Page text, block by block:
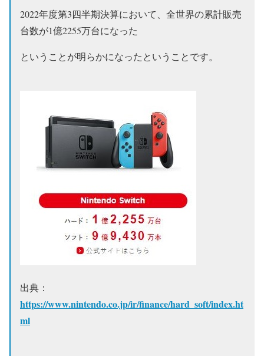
2022年度第3四半期決算において、全世界の累計販売
台数が1億2255万台になった
ということが明らかになったということです。
出典：
https://www.nintendo.co.jp/ir/finance/hard_soft/index.ht
ml